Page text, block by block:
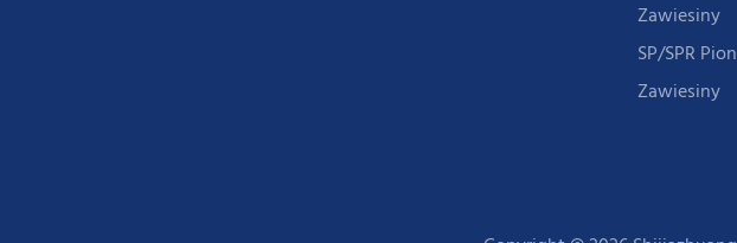
Zawiesiny
SP/SPR
Zawiesiny